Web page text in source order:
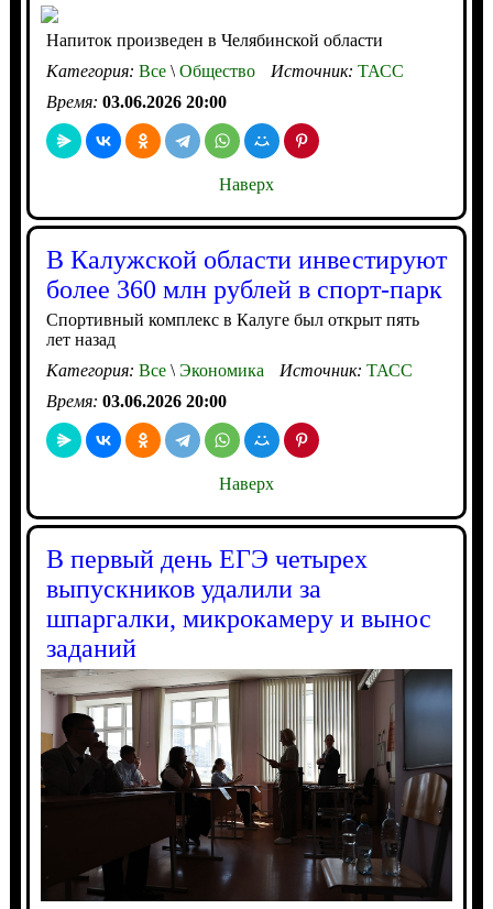
Напиток произведен в Челябинской области
Категория: Все\Общество Источник: ТАСС
Время: 03.06.2026 20:00
Наверх
В Калужской области инвестируют
более 360 млн рублей в спорт-парк
Спортивный комплекс в Калуге был открыт пять
лет назад
Категория: Все\Экономика Источник: ТАСС
Время: 03.06.2026 20:00
Наверх
В первый день ЕГЭ четырех
выпускников удалили за
шпаргалки, микрокамеру и вынос
заданий